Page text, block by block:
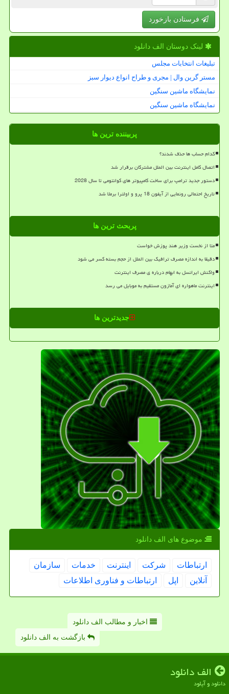
فرستادن بازخورد
لینک دوستان الف دانلود
تبلیغات انتخابات مجلس
مستر گرین وال | مجری و طراح انواع دیوار سبز
نمایشگاه ماشین سنگین
نمایشگاه ماشین سنگین
پربیننده ترین ها
کدام حساب ها حذف شدند؟
اتصال کامل اینترنت بین الملل مشترکان برقرار شد
دستور جدید ترامپ برای ساخت کامپیوتر های کوانتومی تا سال 2028
تاریخ احتمالی رونمایی از آیفون 18 پرو و اولترا برملا شد
پربحث ترین ها
متا از نخست وزیر هند پوزش خواست
دقیقا به اندازه مصرف ترافیک بین الملل از حجم بسته کسر می شود
واکنش ایرانسل به ابهام درباره ی مصرف اینترنت
اینترنت ماهواره ای آمازون مستقیم به موبایل می رسد
جدیدترین ها
موضوع های الف دانلود
ارتباطات شركت اینترنت خدمات
سازمان
آنلاین
اپل ارتباطات و فناوری اطلاعات
اخبار و مطالب الف دانلود
بازگشت به الف دانلود
الف دانلود
دانلود و آپلود